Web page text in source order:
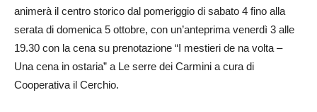
animerà il centro storico dal pomeriggio di sabato 4 fino alla
serata di domenica 5 ottobre, con un’anteprima venerdì 3 alle
19.30 con la cena su prenotazione “I mestieri de na volta –
Una cena in ostaria” a Le serre dei Carmini a cura di
Cooperativa il Cerchio.